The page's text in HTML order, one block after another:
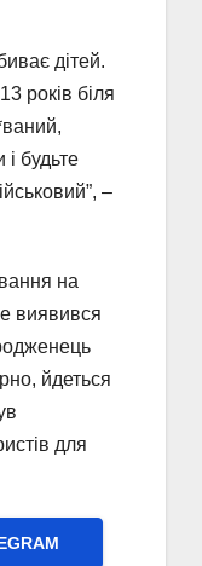
дітей.
років біля
будьте
–
на
виявився
йдеться
для